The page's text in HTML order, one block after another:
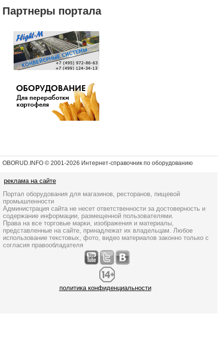
Партнеры портала
OBORUD.INFO © 2001-2026 Интернет-справочник по оборудованию
реклама на сайте
Портал оборудования для магазинов, ресторанов, пищевой
промышленности
Администрация сайта не несет ответственности за достоверность и
содержание информации, размещенной пользователями.
Права на все торговые марки, изображения и материалы,
представленные на сайте, принадлежат их владельцам. Любое
использование текстовых, фото, видео материалов законно только с
согласия правообладателя
политика конфиденциальности